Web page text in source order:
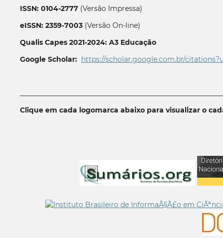
ISSN: 0104-2777(Versão Impressa)
eISSN: 2359-7003(Versão On-line)
Qualis Capes 2021-2024: A3 Educação
Google Scholar: https://scholar.google.com.br/
Clique em cada logomarca abaixo para visualizar o